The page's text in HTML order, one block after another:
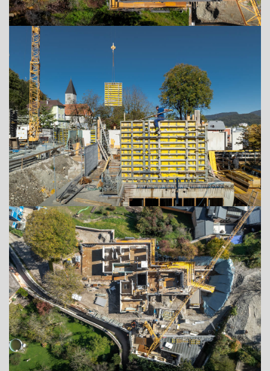
+43 (0) 6212 63 11-0